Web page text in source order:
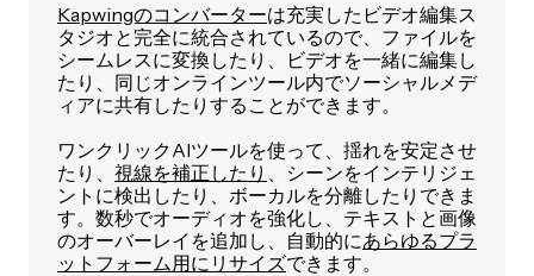
Kapwingのコンバーターは充実したビデオ編集ス
タジオと完全に統合されているので、ファイルを
シームレスに変換したり、ビデオを一緒に編集し
たり、同じオンラインツール内でソーシャルメデ
ィアに共有したりすることができます。
ワンクリックAIツールを使って、揺れを安定させ
たり、 視線を補正したり
、シーンをインテリジェ
ントに検出したり、ボーカルを分離したりできま
す。数秒でオーディオを強化し、テキストと画像
のオーバーレイを追加し、自動的にあらゆるプラ
ットフォーム用にリサイズできます。